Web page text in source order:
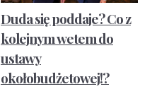
Duda się poddaje? Co z
kolejnym wetem do
ustawy
okołobudżetowej!?